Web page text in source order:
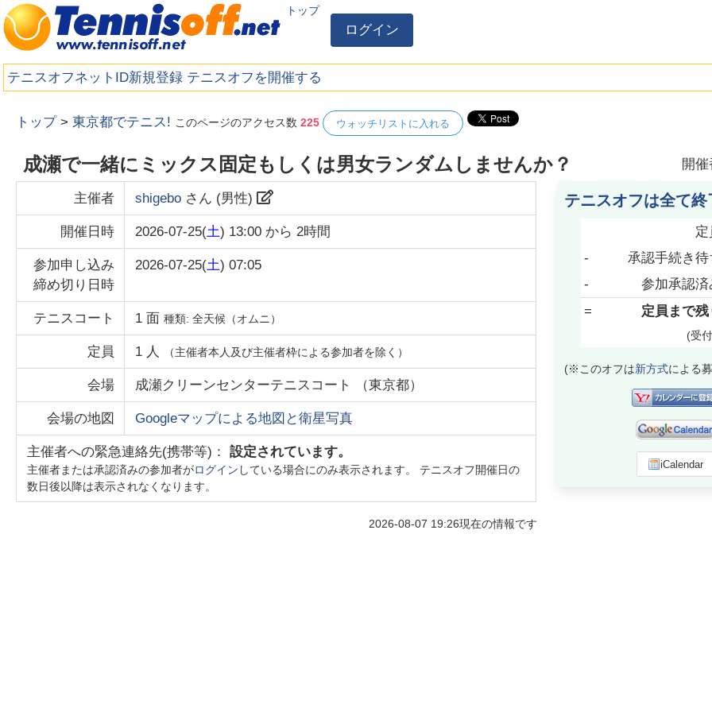
トップ
ログイン
テニスオフネットID新規登録 テニスオフを開催する
トップ >東京都でテニス! このページのアクセス数225 ウォッチリストに入れる
成瀬で一緒にミックス固定もしくは男女ランダムしませんか？ 開
主催者 shigebo さん (男性)
開催日時 2026-07-25(土) 13:00 から2時間
参加申し込み
締め切り日時
2026-07-25(土) 07:05
テニスコート 1 面種類:全天候（オムニ）
定員 1 人 （主催者本人及び主催者枠による参加者を除く）
会場 成瀬クリーンセンターテニスコート （東京都）
会場の地図 Googleマップによる地図と衛星写真
主催者への緊急連絡先(携帯等)：設定されています。
主催者または承認済みの参加者がログイン している場合にのみ表示されます。 テニスオフ開催日の
数日後以降は表示されなくなります。
2026-08-07 19:26現在の情報です
テニスオフは全て終
定
-
承認手続き待
-
参加承認済
=
定員まで残
(受
(※このオフは新方式による
iCalendar